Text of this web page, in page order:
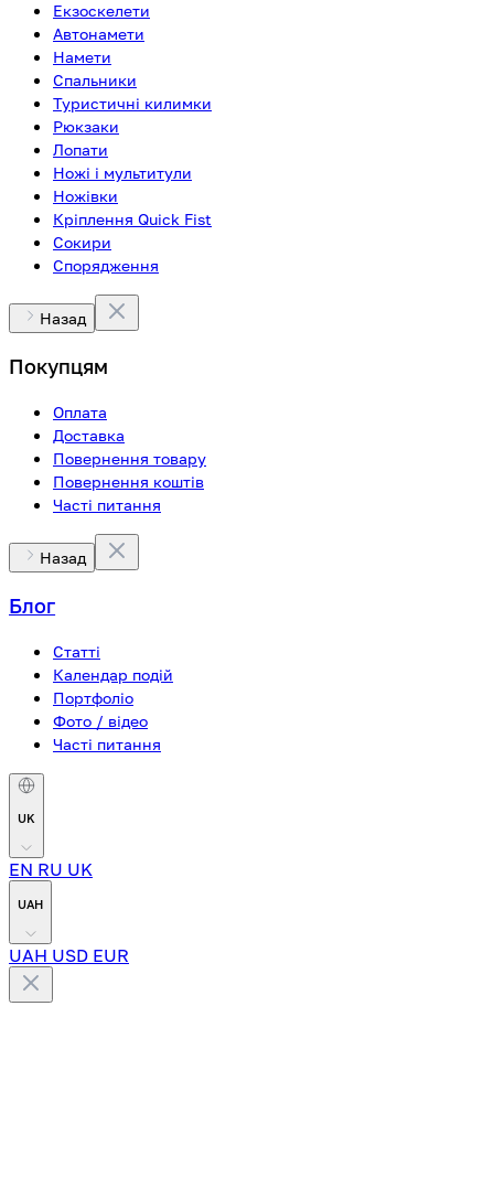
Екзоскелети
Автонамети
Намети
Спальники
Туристичні килимки
Рюкзаки
Лопати
Ножі і мультитули
Ножівки
Кріплення Quick Fist
Сокири
Спорядження
Назад
Покупцям
Оплата
Доставка
Повернення товару
Повернення коштів
Часті питання
Назад
Блог
Статті
Календар подій
Портфоліо
Фото / відео
Часті питання
UK
EN RU UK
UAH
UAH USD EUR